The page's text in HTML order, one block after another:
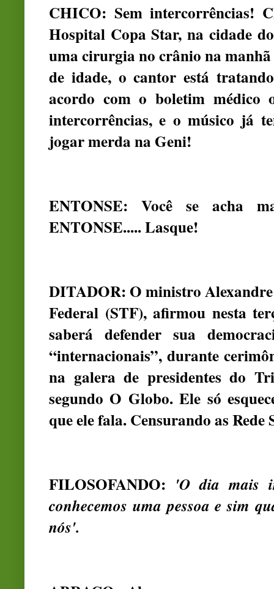
CHICO: Sem intercorrências!
Hospital Copa Star, na cidade
uma cirurgia no crânio na manhã
de idade, o cantor está
acordo com o boletim médico
intercorrências, e o músico já
jogar merda na Geni!
ENTONSE: Você se acha
ENTONSE..... Lasque!
DITADOR: O ministro
Federal (STF), afirmou nesta
saberá defender sua
“internacionais”, durante
na galera de presidentes do
segundo O Globo. Ele só
que ele fala. Censurando as Rede
FILOSOFANDO: 'O dia mais
conhecemos uma pessoa e sim
nós'.